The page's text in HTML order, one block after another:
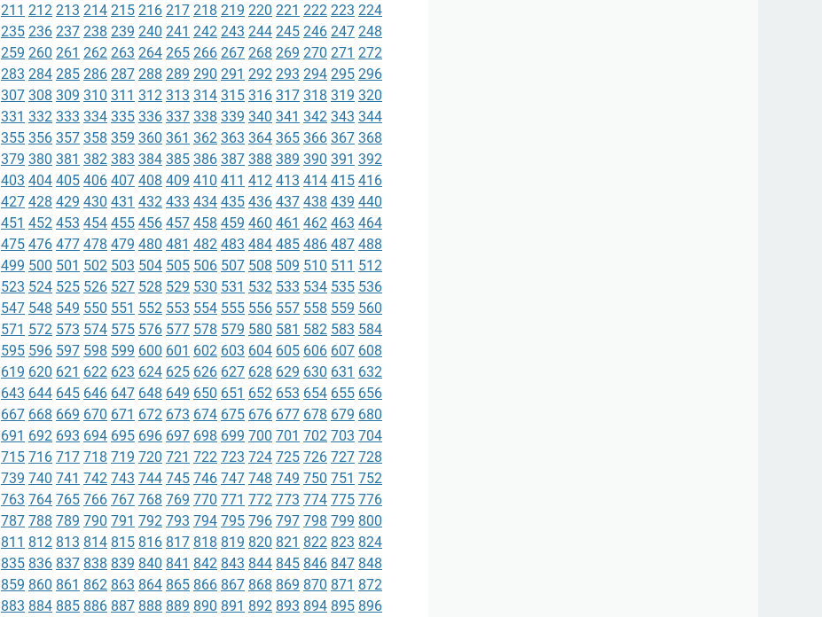
211 212 213 214 215 216 217 218 219 220 221 222 223 224
235 236 237 238 239 240 241 242 243 244 245 246 247 248
259 260 261 262 263 264 265 266 267 268 269 270 271 272
283 284 285 286 287 288 289 290 291 292 293 294 295 296
307 308 309 310 311 312 313 314 315 316 317 318 319 320
331 332 333 334 335 336 337 338 339 340 341 342 343 344
355 356 357 358 359 360 361 362 363 364 365 366 367 368
379 380 381 382 383 384 385 386 387 388 389 390 391 392
403 404 405 406 407 408 409 410 411 412 413 414 415 416
427 428 429 430 431 432 433 434 435 436 437 438 439 440
451 452 453 454 455 456 457 458 459 460 461 462 463 464
475 476 477 478 479 480 481 482 483 484 485 486 487 488
499 500 501 502 503 504 505 506 507 508 509 510 511 512
523 524 525 526 527 528 529 530 531 532 533 534 535 536
547 548 549 550 551 552 553 554 555 556 557 558 559 560
571 572 573 574 575 576 577 578 579 580 581 582 583 584
595 596 597 598 599 600 601 602 603 604 605 606 607 608
619 620 621 622 623 624 625 626 627 628 629 630 631 632
643 644 645 646 647 648 649 650 651 652 653 654 655 656
667 668 669 670 671 672 673 674 675 676 677 678 679 680
691 692 693 694 695 696 697 698 699 700 701 702 703 704
715 716 717 718 719 720 721 722 723 724 725 726 727 728
739 740 741 742 743 744 745 746 747 748 749 750 751 752
763 764 765 766 767 768 769 770 771 772 773 774 775 776
787 788 789 790 791 792 793 794 795 796 797 798 799 800
811 812 813 814 815 816 817 818 819 820 821 822 823 824
835 836 837 838 839 840 841 842 843 844 845 846 847 848
859 860 861 862 863 864 865 866 867 868 869 870 871 872
883 884 885 886 887 888 889 890 891 892 893 894 895 896